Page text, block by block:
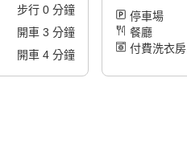
步行 0分鐘
開車 3 分鐘
開車 4分鐘
停車場
餐廳
付費洗衣房